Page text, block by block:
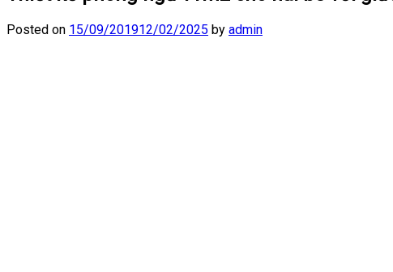
Posted on 15/09/201912/02/2025 by admin